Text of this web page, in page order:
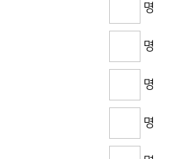
명
명
명
명